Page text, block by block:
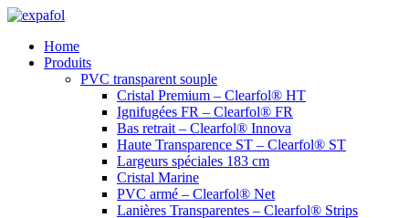
Aller
contenuHome
Produits
PVC transparent souple
Cristal Premium – Clearfol® HT
Ignifugées FR – Clearfol® FR
Bas retrait – Clearfol® Innova
Haute Transparence ST – Clearfol® ST
Largeurs spéciales 183 cm
Cristal Marine
PVC armé – Clearfol® Net
Lanières Transparentes – Clearfol® Strips